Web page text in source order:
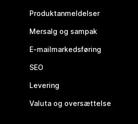
Produktanmeldelser
Mersalg og sampak
E-mailmarkedsføring
SEO
Levering
Valuta og oversættelse